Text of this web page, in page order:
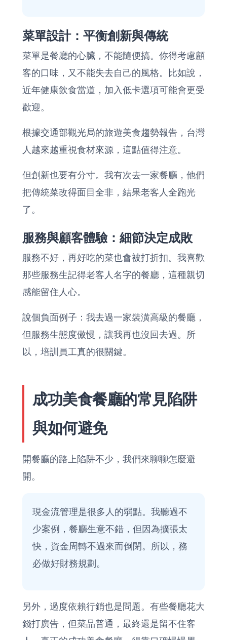
菜單設計：平衡創新與傳統
菜單是餐廳的心臟，不能隨便搞。你得考慮顧
客的口味，又不能失去自己的風格。比如說，
近年健康飲食當道，加入低卡選項可能會更受
歡迎。
根據交通部觀光局的旅遊美食趨勢報告 ，台灣
人越來越重視食材來源，這點值得注意。
但創新也要有分寸。我有次去一家餐廳，他們
把傳統菜改得面目全非，結果老客人全跑光
了。
服務與顧客體驗：細節決定成敗
服務不好，再好吃的菜也會被打折扣。我喜歡
那些服務生記得老客人名字的餐廳，這種親切
感能留住人心。
說個負面例子：我去過一家裝潢高級的餐廳，
但服務生態度傲慢，讓我再也沒回去過。所
以，培訓員工真的很關鍵。
成功美食餐廳的常見陷阱
與如何避免
開餐廳的路上陷阱不少，我們來聊聊怎麼避
開。
現金流管理是很多人的弱點。我聽過不
少案例，餐廳生意不錯，但因為擴張太
快，資金周轉不過來而倒閉。所以，務
必做好財務規劃。
另外，過度依賴行銷也是問題。有些餐廳花大
錢打廣告，但菜品普通，最終還是留不住客